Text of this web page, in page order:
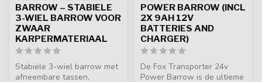
BARROW – STABIELE
3-WIEL BARROW VOOR
ZWAAR
KARPERMATERIAAL
Stabiele 3-wiel barrow met
afneembare tassen,
POWER BARROW (INCL
2X 9AH 12V
BATTERIES AND
CHARGER)
De Fox Transporter 24v
Power Barrow is de ultieme